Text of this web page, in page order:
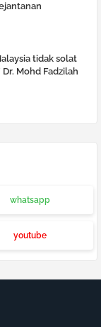
tidak solat
Mohd Fadzilah
whatsapp
youtube